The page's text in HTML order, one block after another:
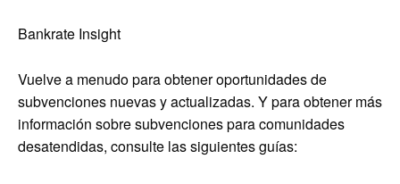
Bankrate Insight
Vuelve a menudo para obtener oportunidades de
subvenciones nuevas y actualizadas. Y para obtener más
información sobre subvenciones para comunidades
desatendidas, consulte las siguientes guías: